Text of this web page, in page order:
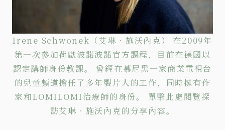
Irene Schwonek（艾琳‧施沃內克） 在2009年
第一次參加荷歐波諾波諾官方課程，目前在德國以
認定講師身份教課。 曾經在慕尼黑一家商業電視台
的兒童頻道擔任了多年製片人的工作，同時擁有作
家和LOMILOMI治療師的身份。 單擊此處閱覽探
訪艾琳‧施沃內克的分享內容。